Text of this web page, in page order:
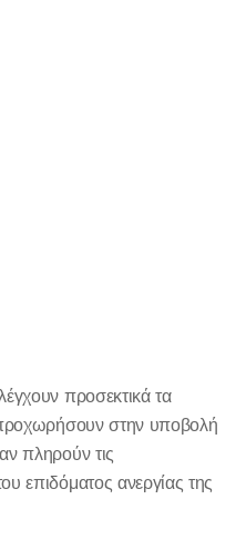
προσεκτικά τα
προχωρήσουν στην υποβολή
πληρούν τις
επιδόματος ανεργίας της